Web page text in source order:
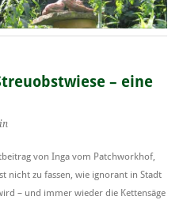
– eine
von Inga vom Patchworkhof,
nicht zu fassen, wie ignorant in Stadt
– und immer wieder die Kettensäge